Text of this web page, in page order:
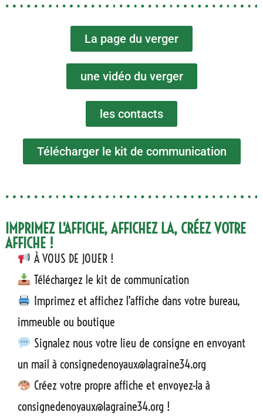
La page du verger
une vidéo du verger
les contacts
Télécharger le kit de communication
IMPRIMEZ L'AFFICHE, AFFICHEZ LA, CRÉEZ VOTRE
AFFICHE !
À VOUS DE JOUER !
Téléchargez le kit de communication
Imprimez et affichez l’affiche dans votre bureau,
immeuble ou boutique
Signalez nous votre lieu de consigne en envoyant
un mail à consignedenoyaux@lagraine34.org
Créez votre propre affiche et envoyez-la à
consignedenoyaux@lagraine34.org !